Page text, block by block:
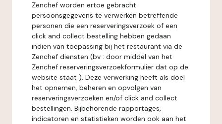
Zenchef worden ertoe gebracht
persoonsgegevens te verwerken betreffende
personen die een reserveringsverzoek of een
click and collect bestelling hebben gedaan
indien van toepassing bij het restaurant via de
Zenchef diensten (bv : door middel van het
Zenchef reserveringsverzoekformulier dat op de
website staat ). Deze verwerking heeft als doel
het opnemen, beheren en opvolgen van
reserveringsverzoeken en/of click and collect
bestellingen. Bijbehorende rapportages,
indicatoren en statistieken worden ook aan het